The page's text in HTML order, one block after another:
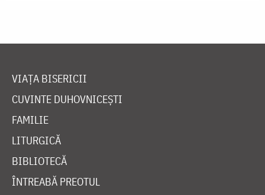
VIAȚA BISERICII
CUVINTE DUHOVNICEȘTI
FAMILIE
LITURGICĂ
BIBLIOTECĂ
ÎNTREABĂ PREOTUL